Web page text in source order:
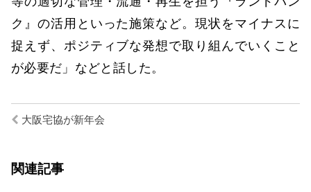
ク』の活用といった施策など。現状をマイナスに
捉えず、ポジティブな発想で取り組んでいくこと
が必要だ」などと話した。
大阪宅協が新年会
関連記事